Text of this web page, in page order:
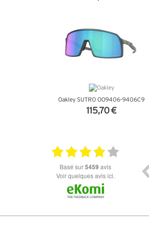
Oakley SUTRO OO9406-9406C9
115,70 €
basé sur5459 avis
Voir quelques avis ici.
dans les types de lunettes. Attention: les stocks
des différents produits ne sont pas à jour. J'ai
commandé des lunettes Nike disponible sous 7 à
14 jours. J'ai reçu sous 3 jours. Attention aux avis
truspilot qui reflètent pas le site